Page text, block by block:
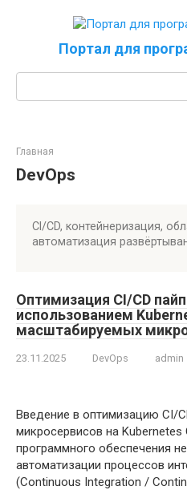
Портал для
Главная
DevOps
CI/CD, контейнеризация,
автоматизация
Оптимизация CI/CD
использованием
масштабируемых
23.11.2025 DevOps admin
Введение в оптимизацию CI/
микросервисов на
программного обеспечения
автоматизации процессов
(Continuous Integration /